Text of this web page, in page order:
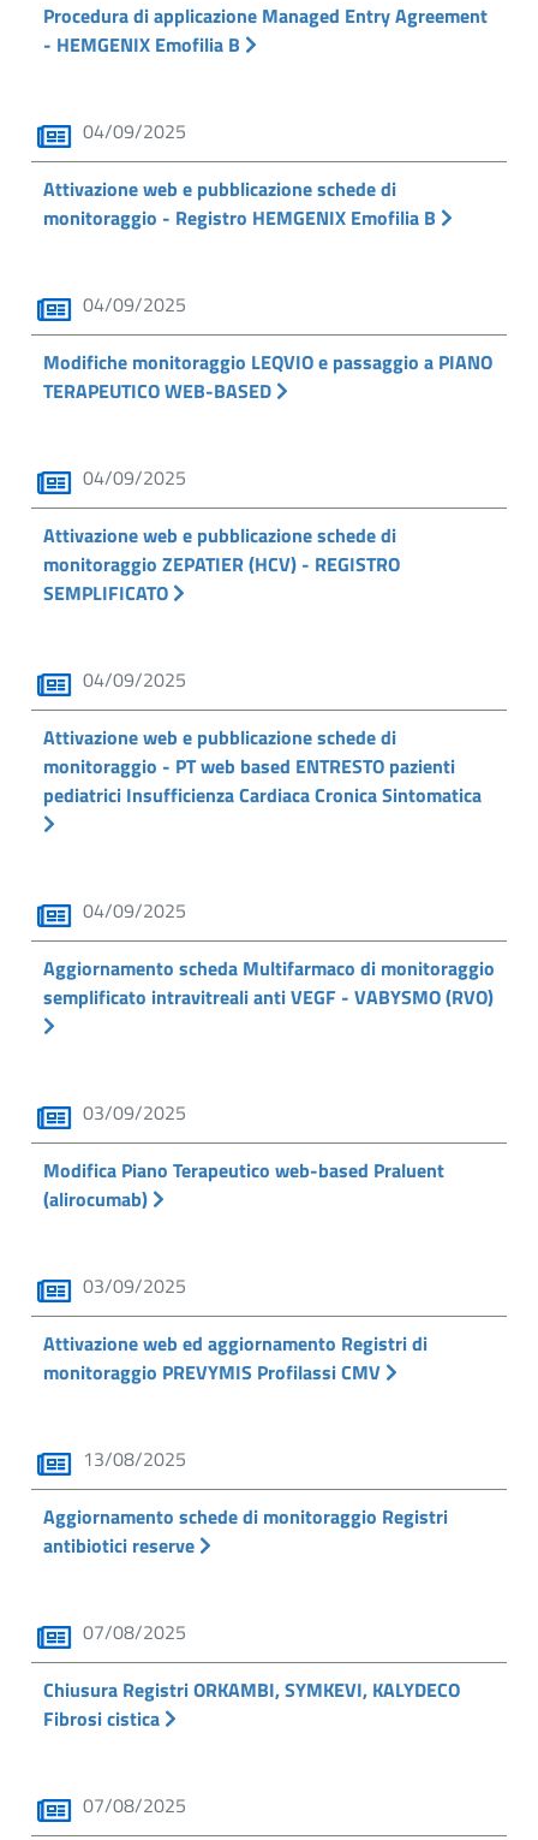
Procedura di applicazione Managed Entry Agreement
- HEMGENIX Emofilia B
04/09/2025
Attivazione web e pubblicazione schede di
monitoraggio - Registro HEMGENIX Emofilia B
04/09/2025
Modifiche monitoraggio LEQVIO e passaggio a PIANO
TERAPEUTICO WEB-BASED
04/09/2025
Attivazione web e pubblicazione schede di
monitoraggio ZEPATIER (HCV) - REGISTRO
SEMPLIFICATO
04/09/2025
Attivazione web e pubblicazione schede di
monitoraggio - PT web based ENTRESTO pazienti
pediatrici Insufficienza Cardiaca Cronica Sintomatica
04/09/2025
Aggiornamento scheda Multifarmaco di monitoraggio
semplificato intravitreali anti VEGF - VABYSMO (RVO)
03/09/2025
Modifica Piano Terapeutico web-based Praluent
(alirocumab)
03/09/2025
Attivazione web ed aggiornamento Registri di
monitoraggio PREVYMIS Profilassi CMV
13/08/2025
Aggiornamento schede di monitoraggio Registri
antibiotici reserve
07/08/2025
Chiusura Registri ORKAMBI, SYMKEVI, KALYDECO
Fibrosi cistica
07/08/2025